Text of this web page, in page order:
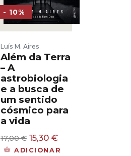
- 10%
Luís M. Aires
Além da Terra
– A
astrobiologia
e a busca de
um sentido
cósmico para
a vida
17,00€ O
preço
15,30 €O
preço
ADICIONAR